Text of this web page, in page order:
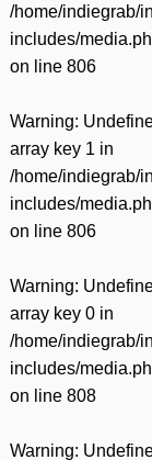
/home/indiegrab/
includes/
on line 806
Warning:
array key 1 in
/home/indiegrab/
includes/
on line 806
Warning:
array key 0 in
/home/indiegrab/
includes/
on line 808
Warning: